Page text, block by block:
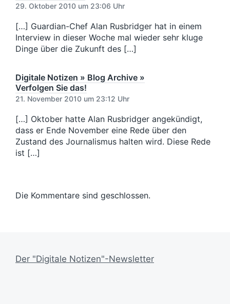
29. Oktober 2010 um 23:06 Uhr
[…] Guardian-Chef Alan Rusbridger hat in einem
Interview in dieser Woche mal wieder sehr kluge
Dinge über die Zukunft des […]
Digitale Notizen » Blog Archive »
Verfolgen Sie das!
21. November 2010 um 23:12 Uhr
[…] Oktober hatte Alan Rusbridger angekündigt,
dass er Ende November eine Rede über den
Zustand des Journalismus halten wird. Diese Rede
ist […]
Die Kommentare sind geschlossen.
Der "Digitale Notizen"-Newsletter